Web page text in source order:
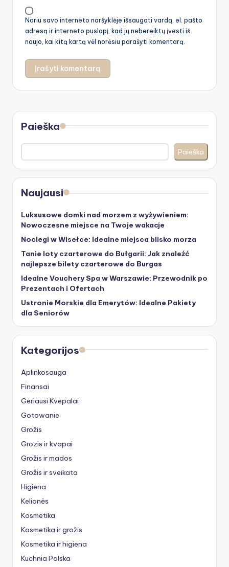
Noriu savo interneto naršyklėje išsaugoti vardą, el. pašto
adresą ir interneto puslapį, kad jų nebereiktų įvesti iš
naujo, kai kitą kartą vėl norėsiu parašyti komentarą.
Paieška
Paieška
Naujausi
Luksusowe domki nad morzem z wyżywieniem:
Nowoczesne miejsce na Twoje wakacje
Noclegi w Wisełce: Idealne miejsca blisko morza
Tanie loty czarterowe do Bułgarii: Jak znaleźć
najlepsze bilety czarterowe do Burgas
Idealne Vouchery Spa w Warszawie: Przewodnik po
Prezentach i Ofertach
Ustronie Morskie dla Emerytów: Idealne Pakiety
dla Seniorów
Kategorijos
Aplinkosauga
Finansai
Geriausi Kvepalai
Gotowanie
Grožis
Grozis ir kvapai
Grožis ir mados
Grožis ir sveikata
Higiena
Kelionės
Kosmetika
Kosmetika ir grožis
Kosmetika ir higiena
Kuchnia Polska